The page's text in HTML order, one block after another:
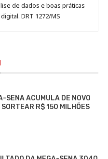
de dados e boas práticas
DRT 1272/MS
SENA ACUMULA DE NOVO
SORTEAR R$ 150 MILHÕES